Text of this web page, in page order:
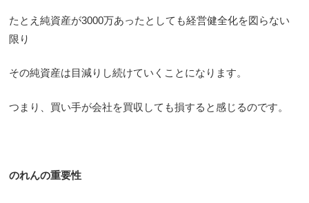
たとえ純資産が3000万あったとしても経営健全化を図らない
限り
その純資産は目減りし続けていくことになります。
つまり、買い手が会社を買収しても損すると感じるのです。
のれんの重要性